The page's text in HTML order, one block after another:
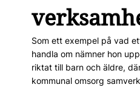
Som ett exempel på vad
handla om nämner hon
riktat till barn och äldre,
kommunal omsorg